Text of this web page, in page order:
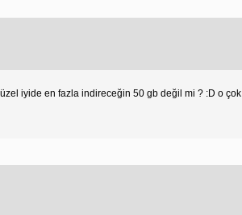
iyide en fazla indireceğin 50 gb değil mi ? :D o